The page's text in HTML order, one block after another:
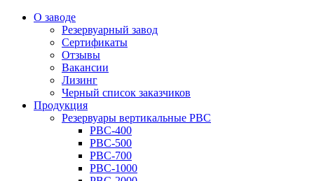
О заводе
Резервуарный завод
Сертификаты
Отзывы
Вакансии
Лизинг
Черный список заказчиков
Продукция
Резервуары вертикальные РВС
РВС-400
РВС-500
РВС-700
РВС-1000